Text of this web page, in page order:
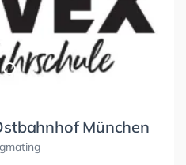
München